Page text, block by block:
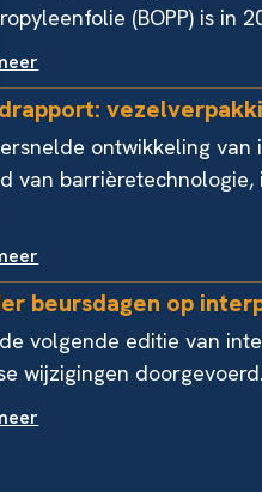
(BOPP) is in
ontwikkeling van
van barrièretechnologie,
beursdagen op
volgende editie van
wijzigingen